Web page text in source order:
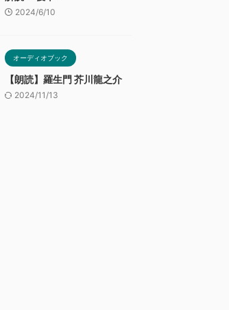
2024/6/10
オーディオブック
【朗読】羅生門 芥川龍之介
2024/11/13